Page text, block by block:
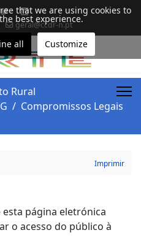
geral@ccdr-n.pt
Rural
Compromissos Legais
Imprimir
esta página eletrónica
o acesso do público à
that we are using cookies to
best experience.
all Customize